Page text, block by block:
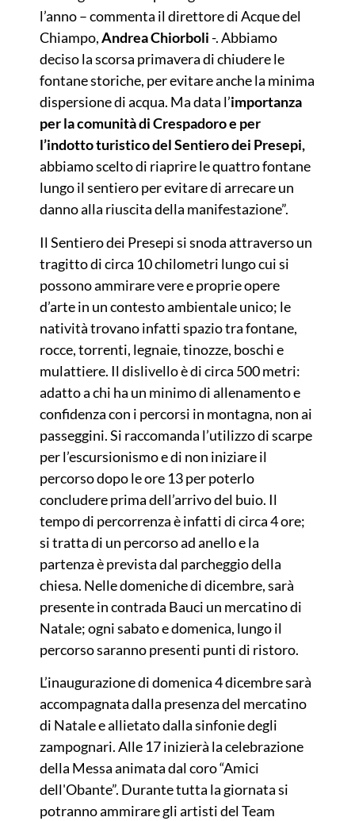
l’anno – commenta il direttore di Acque del
Chiampo,Andrea Chiorboli-. Abbiamo
deciso la scorsa primavera di chiudere le
fontane storiche, per evitare anche la minima
dispersione di acqua. Ma data l’importanza
per la comunità di Crespadoro e per
l’indotto turistico del Sentiero dei Presepi,
abbiamo scelto di riaprire le quattro fontane
lungo il sentiero per evitare di arrecare un
danno alla riuscita della manifestazione”.
Il Sentiero dei Presepi si snoda attraverso un
tragitto di circa 10 chilometri lungo cui si
possono ammirare vere e proprie opere
d’arte in un contesto ambientale unico; le
natività trovano infatti spazio tra fontane,
rocce, torrenti, legnaie, tinozze, boschi e
mulattiere. Il dislivello è di circa 500 metri:
adatto a chi ha un minimo di allenamento e
confidenza con i percorsi in montagna, non ai
passeggini. Si raccomanda l’utilizzo di scarpe
per l’escursionismo e di non iniziare il
percorso dopo le ore 13 per poterlo
concludere prima dell’arrivo del buio. Il
tempo di percorrenza è infatti di circa 4 ore;
si tratta di un percorso ad anello e la
partenza è prevista dal parcheggio della
chiesa. Nelle domeniche di dicembre, sarà
presente in contrada Bauci un mercatino di
Natale; ogni sabato e domenica, lungo il
percorso saranno presenti punti di ristoro.
L’inaugurazione di domenica 4 dicembre sarà
accompagnata dalla presenza del mercatino
di Natale e allietato dalla sinfonie degli
zampognari. Alle 17 inizierà la celebrazione
della Messa animata dal coro “Amici
dell'Obante”. Durante tutta la giornata si
potranno ammirare gli artisti del Team